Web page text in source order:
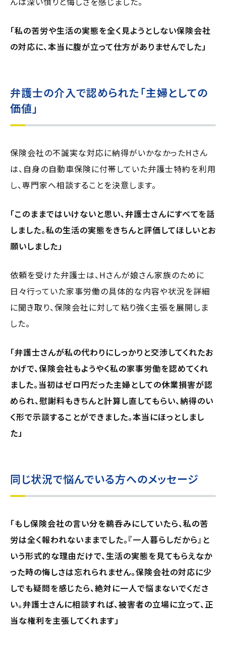
「私の苦労や生活の実態を全く見ようとしない保険会社
の対応に、本当に腹が立って仕方がありませんでした」
弁護士の介入で認められた「主婦としての
価値」
保険会社の不誠実な対応に納得がいかなかったHさん
は、自身の自動車保険に付帯していた弁護士特約を利用
し、専門家へ相談することを決意します。
「このままではいけないと思い、弁護士さんにすべてを話
しました。私の生活の実態をきちんと評価してほしいとお
願いしました」
依頼を受けた弁護士は、Hさんが娘さん家族のために
日々行っていた家事労働の具体的な内容や状況を詳細
に聞き取り、保険会社に対して粘り強く主張を展開しま
した。
「弁護士さんが私の代わりにしっかりと交渉してくれたお
かげで、保険会社もようやく私の家事労働を認めてくれ
ました。当初はゼロ円だった主婦としての休業損害が認
められ、慰謝料もきちんと計算し直してもらい、納得のい
く形で示談することができました。本当にほっとしまし
た」
同じ状況で悩んでいる方へのメッセージ
「もし保険会社の言い分を鵜呑みにしていたら、私の苦
労は全く報われないままでした。『一人暮らしだから』と
いう形式的な理由だけで、生活の実態を見てもらえなか
った時の悔しさは忘れられません。保険会社の対応に少
しでも疑問を感じたら、絶対に一人で悩まないでくださ
い。弁護士さんに相談すれば、被害者の立場に立って、正
当な権利を主張してくれます」